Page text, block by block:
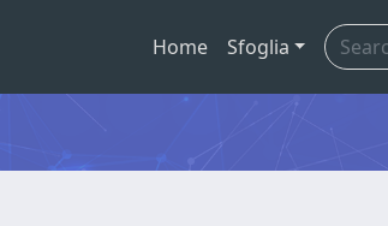
Home Sfoglia